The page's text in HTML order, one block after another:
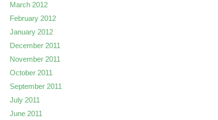
March 2012
February 2012
January 2012
December 2011
November 2011
October 2011
September 2011
July 2011
June 2011